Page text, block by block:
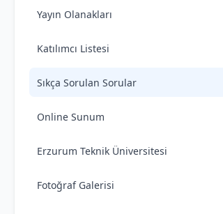
Yayın Olanakları
Katılımcı Listesi
Sıkça Sorulan Sorular
Online Sunum
Erzurum Teknik Üniversitesi
Fotoğraf Galerisi